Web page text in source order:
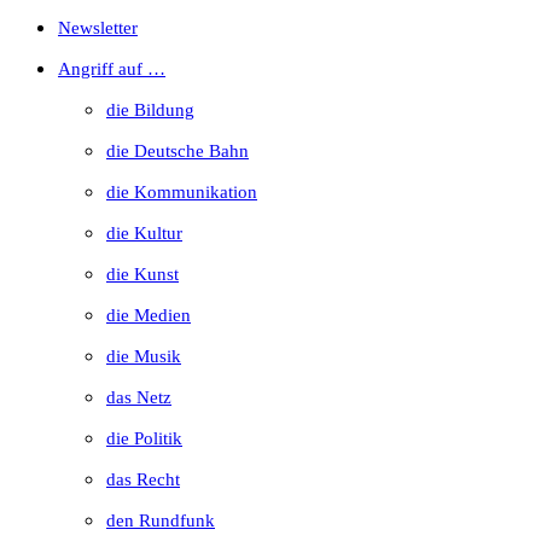
search
panel.
Newsletter
Angriff auf …
die Bildung
die Deutsche Bahn
die Kommunikation
die Kultur
die Kunst
die Medien
die Musik
das Netz
die Politik
das Recht
den Rundfunk